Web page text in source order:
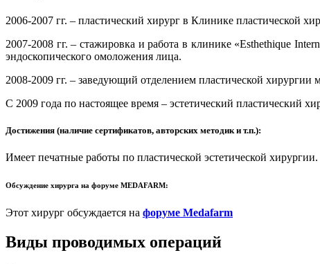
2006-2007 гг. – пластический хирург в Клинике пластической
2007-2008 гг. – стажировка и работа в клинике «Esthethique
эндоскопического омоложения лица.
2008-2009 гг. – заведующий отделением пластической
С 2009 года по настоящее время – эстетический пластический
Достижения (наличие сертификатов, авторских методик и т.п.):
Имеет печатные работы по пластической эстетической
Обсуждение хирурга на форуме MEDAFARM:
Этот хирург обсуждается на форуме Medafarm
Виды проводимых операций